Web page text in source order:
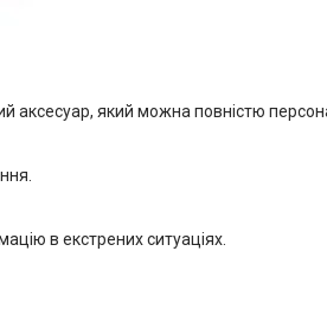
аксесуар, який можна повністю
в екстрених ситуаціях.